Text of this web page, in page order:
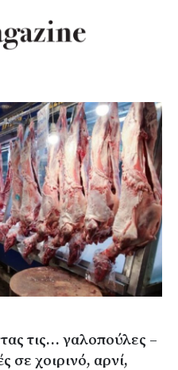
τις… γαλοπούλες –
σε χοιρινό, αρνί,